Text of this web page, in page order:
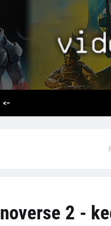
<–
2 -